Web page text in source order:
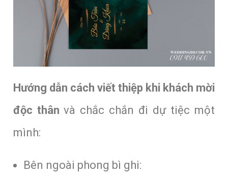
Hướng dẫn cách viết thiệp khi khách mời
độc thân và chắc chắn đi dự tiệc một
mình:
Bên ngoài phong bì ghi: